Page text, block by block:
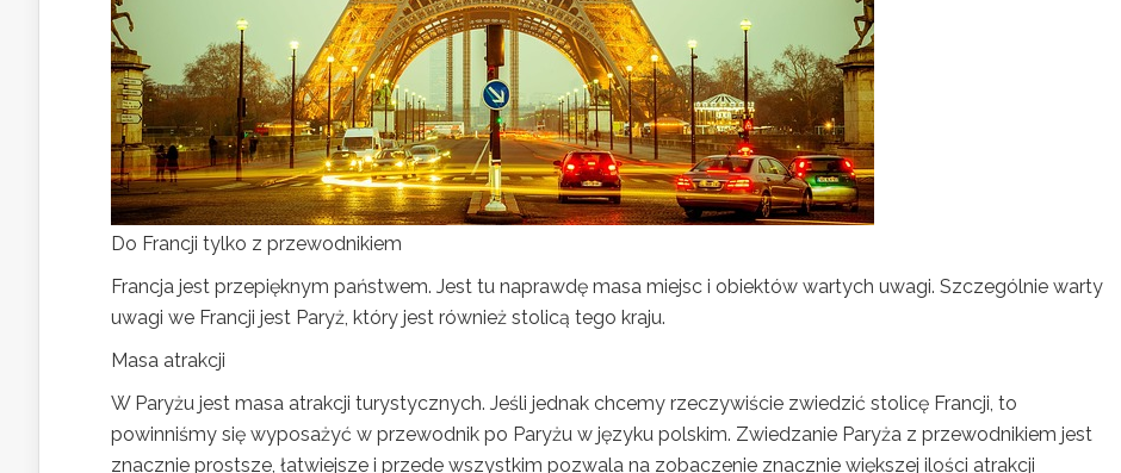
Do Francji tylko z przewodnikiem
Francja jest przepięknym państwem. Jest tu naprawdę masa miejsc i obiektów wartych uwagi. Szczególnie warty
uwagi we Francji jest Paryż, który jest również stolicą tego kraju.
Masa atrakcji
W Paryżu jest masa atrakcji turystycznych. Jeśli jednak chcemy rzeczywiście zwiedzić stolicę Francji, to
powinniśmy się wyposażyć w przewodnik po Paryżu w języku polskim. Zwiedzanie Paryża z przewodnikiem jest
znacznie prostsze, łatwiejsze i przede wszystkim pozwala na zobaczenie znacznie większej ilości atrakcji